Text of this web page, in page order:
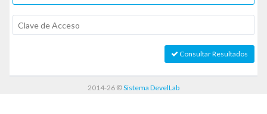
Consultar Resultados
2014-26 ©Sistema DevelLab